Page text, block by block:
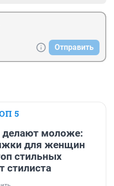
Отправить
5
моложе:
для женщин
стильных
стилиста